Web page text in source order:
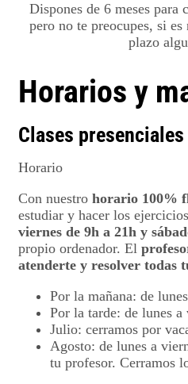
Dispones de 6 meses para
pero no te preocupes, si
plazo
Horarios y
Clases presenciales
Horario
Con nuestro horario 100%
estudiar y hacer los ejercicios
viernes de 9h a 21h y
propio ordenador. El
atenderte y resolver todas
Por la mañana: de
Por la tarde: de lunes
Julio: cerramos por
Agosto: de lunes a
tu profesor. Cerramos